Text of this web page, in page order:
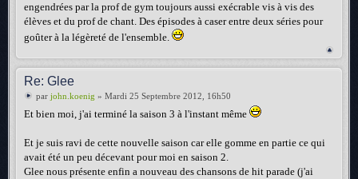
engendrées par la prof de gym toujours aussi exécrable vis à vis des
élèves et du prof de chant. Des épisodes à caser entre deux séries pour
goûter à la légèreté de l'ensemble.
Re: Glee
par john.koenig » Mardi 25 Septembre 2012, 16h50
Et bien moi, j'ai terminé la saison 3 à l'instant même
Et je suis ravi de cette nouvelle saison car elle gomme en partie ce qui
avait été un peu décevant pour moi en saison 2.
Glee nous présente enfin a nouveau des chansons de hit parade (j'ai